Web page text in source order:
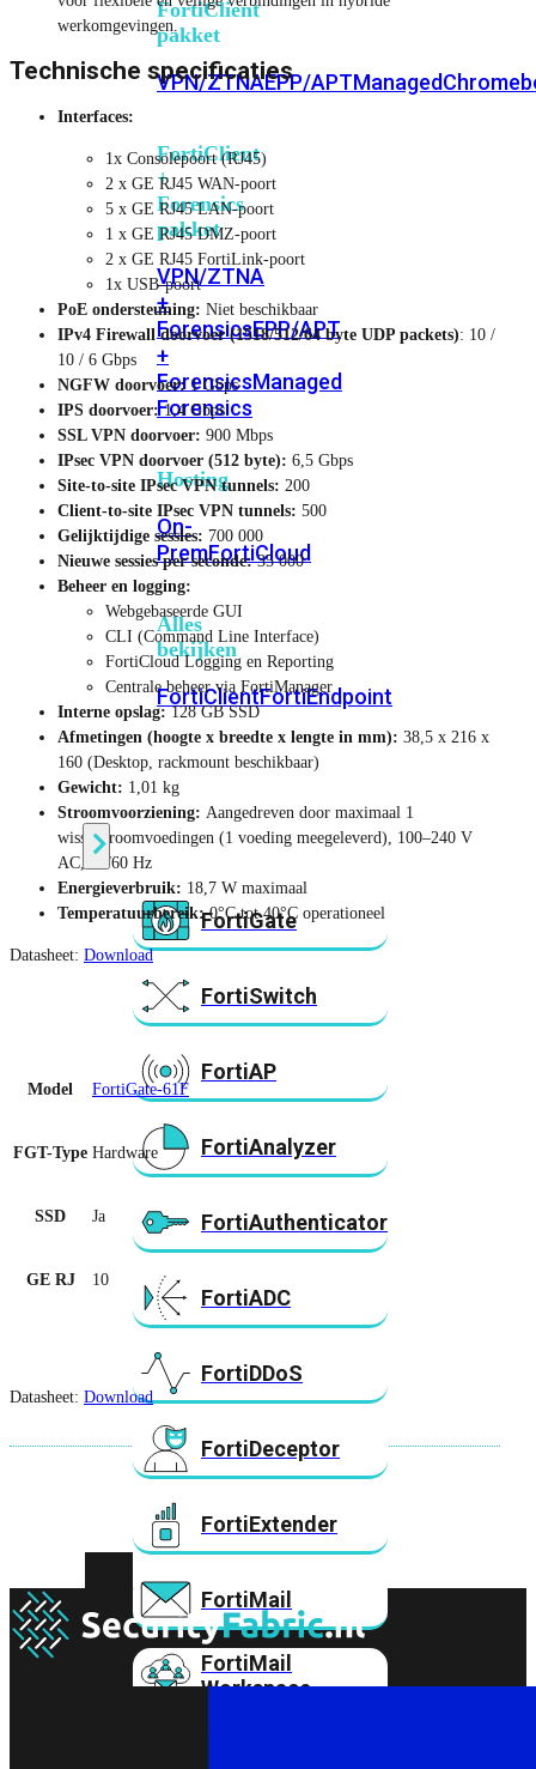
FortiClient
pakket
VPN/ZTNAEPP/APTManaged
FortiClient
+
Forensics
pakket
VPN/ZTNA
+
ForensicsEPP/APT
+
ForensicsManaged
Forensics
Hosting
On-
PremFortiCloud
Alles
bekijken
FortiClientFortiEndpoint
Security
Fabric
Producten
FortiGate
FortiSwitch
FortiAP
FortiAnalyzer
FortiAuthenticator
FortiADC
FortiDDoS
FortiDeceptor
FortiExtender
FortiMail
FortiMail
Workspace
werkomgevingen.
Technische specificaties
Interfaces:
1x Consolepoort (RJ45)
2 x GE RJ45 WAN-poort
5 x GE RJ45 LAN-poort
1 x GE RJ45 DMZ-poort
2 x GE RJ45 FortiLink-poort
1x USB-poort
PoE ondersteuning: Niet beschikbaar
IPv4 Firewall doorvoer (1518/512/64 byte UDP packets): 10 /
10 / 6 Gbps
NGFW doorvoer:1 Gbps
IPS doorvoer:1,4 Gbps
SSL VPN doorvoer: 900 Mbps
IPsec VPN doorvoer (512 byte): 6,5 Gbps
Site-to-site IPsec VPN tunnels: 200
Client-to-site IPsec VPN tunnels: 500
Gelijktijdige sessies: 700 000
Nieuwe sessies per seconde:35 000
Beheer en logging:
Webgebaseerde GUI
CLI (Command Line Interface)
FortiCloud Logging en Reporting
Centrale beheer via FortiManager
Interne opslag:128 GB SSD
Afmetingen (hoogte x breedte x lengte in mm): 38,5 x 216 x
160 (Desktop, rackmount beschikbaar)
Gewicht: 1,01 kg
Stroomvoorziening: Aangedreven door maximaal 1
wisselstroomvoedingen (1 voeding meegeleverd), 100–240 V
AC, 50/60 Hz
Energieverbruik: 18,7 W maximaal
Temperatuurbereik:0°C tot 40°C operationeel
Datasheet: Download
Model FortiGate-61F
FGT-Type Hardware
SSD Ja
GE RJ 10
Datasheet: Download